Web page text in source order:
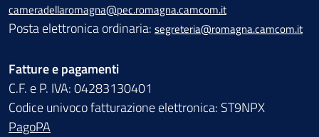
cameradellaromagna@pec.romagna.camcom.it
Posta elettronica ordinaria: segreteria@romagna.camcom.it
Fatture e pagamenti
C.F. e P. IVA: 04283130401
Codice univoco fatturazione elettronica: ST9NPX
PagoPA